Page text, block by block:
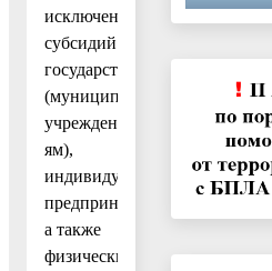
исключением
субсидий
государственным
(муниципальным)
учреждени-
ям),
индивидуальным
предпринимателям,
а также
физическим